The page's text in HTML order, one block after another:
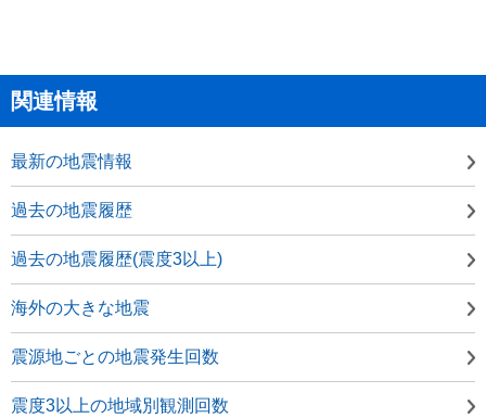
関連情報
最新の地震情報
過去の地震履歴
過去の地震履歴(震度3以上)
海外の大きな地震
震源地ごとの地震発生回数
震度3以上の地域別観測回数